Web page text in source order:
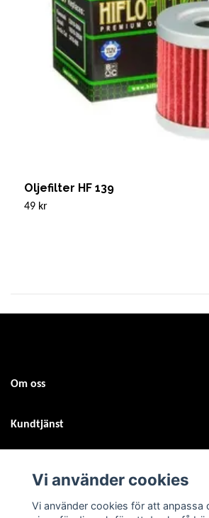
Oljefilter HF 139
49 kr
Om oss
Kundtjänst
Sociala medier
Vi använder cookies
Vi använder cookies för att anpassa